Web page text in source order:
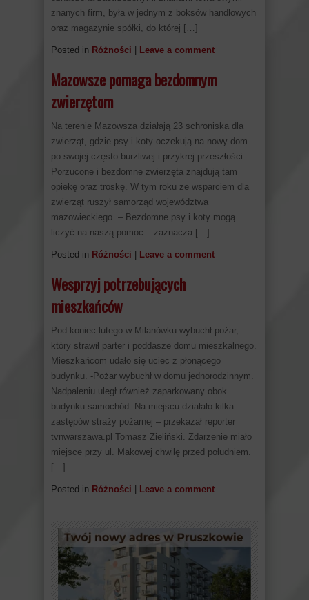
znanych firm, była w jednym z boksów handlowych
oraz magazynie spółki, do której […]
Posted in Różności Leave a comment
Mazowsze pomaga bezdomnym
zwierzętom
Na terenie Mazowsza działają 23 schroniska dla
zwierząt, gdzie psy i koty oczekują na nowy dom
po swojej często burzliwej i przykrej przeszłości.
Porzucone i bezdomne zwierzęta znajdują tam
opiekę oraz troskę. W tym roku ze wsparciem dla
zwierząt ruszył samorząd województwa
mazowieckiego. – Bezdomne psy i koty mogą
liczyć na naszą pomoc – zaznacza […]
Posted in Różności Leave a comment
Wesprzyj potrzebujących
mieszkańców
Pod koniec lutego w Milanówku wybuchł pożar,
który strawił parter i poddasze domu mieszkalnego.
Mieszkańcom udało się uciec z płonącego
budynku. -Pożar wybuchł w domu jednorodzinnym.
Nadpaleniu uległ również zaparkowany obok
budynku samochód. Na miejscu działało kilka
zastępów straży pożarnej – przekazał reporter
tvnwarszawa.pl Tomasz Zieliński. Zdarzenie miało
miejsce przy ul. Makowej chwilę przed południem.
[…]
Posted in Różności Leave a comment